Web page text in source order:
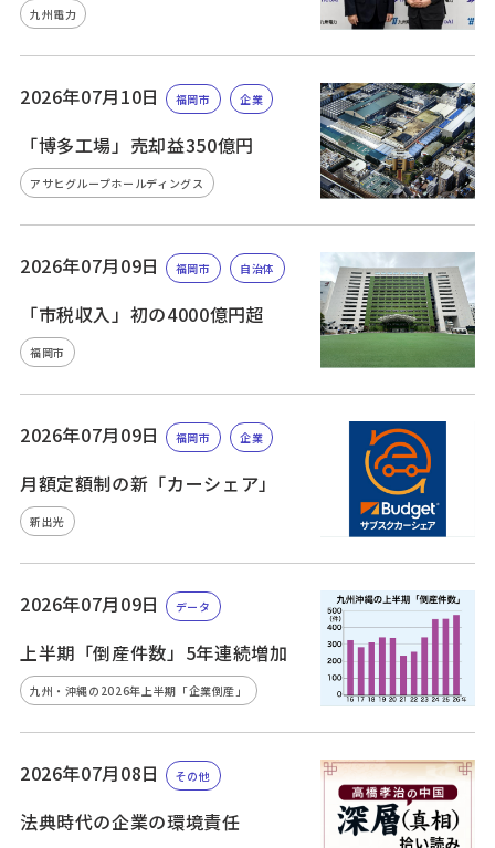
九州電力
2026年07月10日 福岡市 企業
「博多工場」売却益350億円
アサヒグループホールディングス
2026年07月09日 福岡市 自治体
「市税収入」初の4000億円超
福岡市
2026年07月09日 福岡市 企業
月額定額制の新「カーシェア」
新出光
2026年07月09日 データ
上半期「倒産件数」5年連続増加
九州・沖縄の2026年上半期「企業倒産」
2026年07月08日 その他
法典時代の企業の環境責任